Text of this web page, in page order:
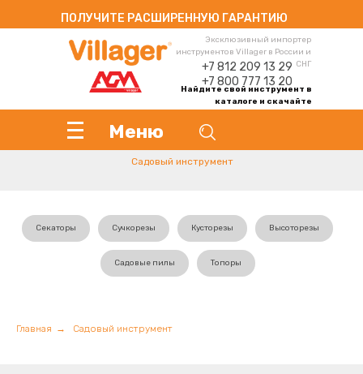
ПОЛУЧИТЕ РАСШИРЕННУЮ ГАРАНТИЮ
Эксклюзивный импортер
инструментов Villager в России и
СНГ
Найдите свой инструмент в
каталоге и скачайте
+7 812 209 13 29
+7 800 777 13 20
Меню
Садовый инструмент
Секаторы Сучкорезы Кусторезы Высоторезы
Садовые пилы Топоры
Главная → Садовый инструмент